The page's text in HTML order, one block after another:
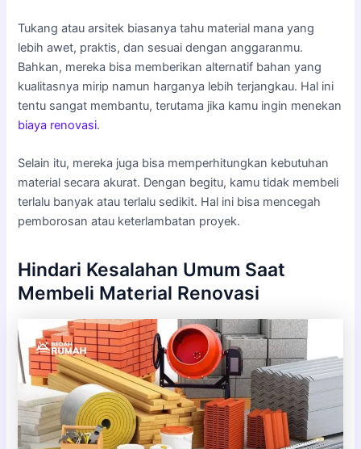
Tukang atau arsitek biasanya tahu material mana yang
lebih awet, praktis, dan sesuai dengan anggaranmu.
Bahkan, mereka bisa memberikan alternatif bahan yang
kualitasnya mirip namun harganya lebih terjangkau. Hal ini
tentu sangat membantu, terutama jika kamu ingin menekan
biaya renovasi.
Selain itu, mereka juga bisa memperhitungkan kebutuhan
material secara akurat. Dengan begitu, kamu tidak membeli
terlalu banyak atau terlalu sedikit. Hal ini bisa mencegah
pemborosan atau keterlambatan proyek.
Hindari Kesalahan Umum Saat
Membeli Material Renovasi